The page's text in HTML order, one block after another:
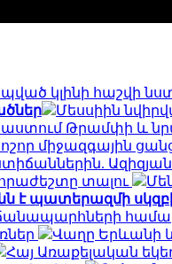
կլինի հաշվի
Մեսսիին
Թրամփի և
միջազգային
Ազիզյան
տալու
է պատերազմի
Վաղը Երևանի
Հայ Առաքելական